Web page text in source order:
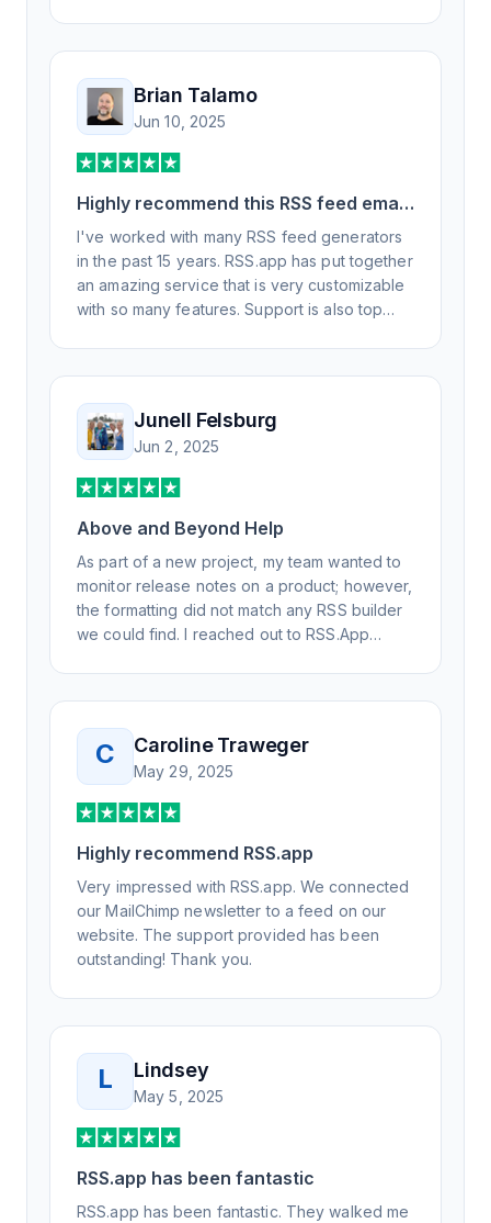
Brian Talamo
Jun 10, 2025
Highly recommend this RSS feed email
/ widget generator service.
I've worked with many RSS feed generators
in the past 15 years. RSS.app has put together
an amazing service that is very customizable
with so many features. Support is also top
professionally. Highly recommend for all your
RSS feed needs. Our trucking news hub
website couldn't work without it. Thank you.
Junell Felsburg
Jun 2, 2025
Above and Beyond Help
As part of a new project, my team wanted to
monitor release notes on a product; however,
the formatting did not match any RSS builder
we could find. I reached out to RSS.App
day, but I spoke to someone who was
knowledgeable, kind, and clearly wanted to
understand the issue. It has been a few
weeks, but after many revisions and direct
support, all of my release notes are in a way
that my users understand and find value in.
Honestly, it has been an exceptional
know to RSS.app for their RSS needs.
C Caroline Traweger
May 29, 2025
Highly recommend RSS.app
Very impressed with RSS.app. We connected
our MailChimp newsletter to a feed on our
website. The support provided has been
outstanding! Thank you.
L Lindsey
May 5, 2025
RSS.app has been fantastic
RSS.app has been fantastic. They walked me